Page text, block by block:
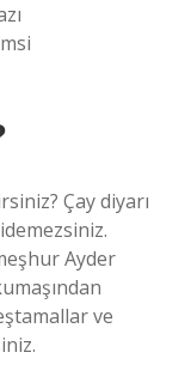
Çay diyarı
Ayder
ve